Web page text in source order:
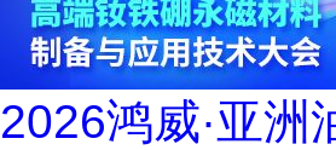
2026鸿威·亚洲